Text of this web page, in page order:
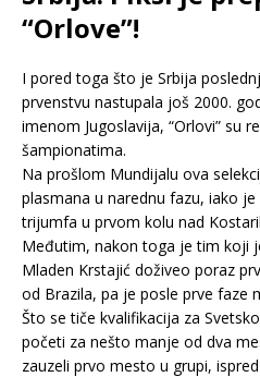
“Orlove”!
I pored toga što je Srbija
prvenstvu nastupala još 2000.
imenom Jugoslavija, “Orlovi” su
šampionatima.
Na prošlom Mundijalu ova
plasmana u narednu fazu, iako
trijumfa u prvom kolu nad
Međutim, nakon toga je tim koji
Mladen Krstajić doživeo poraz
od Brazila, pa je posle prve faze
Što se tiče kvalifikacija za
početi za nešto manje od dva
zauzeli prvo mesto u grupi,